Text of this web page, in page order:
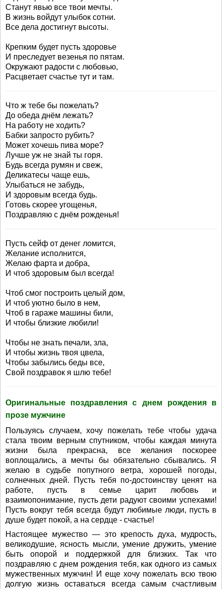
Станут явью все твои мечты.
В жизнь войдут улыбок сотни.
Все дела достигнут высоты.
Крепким будет пусть здоровье
И преследует везенья по пятам.
Окружают радости с любовью,
Расцветает счастье тут и там.
Что ж тебе бы пожелать?
До обеда днём лежать?
На работу не ходить?
Бабки запросто рубить?
Может хочешь пива море?
Лучше уж не знай ты горя.
Будь всегда румян и свеж,
Деликатесы чаще ешь,
Улыбаться не забудь,
И здоровым всегда будь.
Готовь скорее угощенья,
Поздравляю с днём рожденья!
Пусть сейф от денег ломится,
Желание исполнится,
Желаю фарта и добра,
И чтоб здоровым был всегда!
Чтоб смог построить целый дом,
И чтоб уютно было в нем,
Чтоб в гараже машины били,
И чтобы близкие любили!
Чтобы не знать печали, зла,
И чтобы жизнь твоя цвела,
Чтобы забылись беды все,
Свой поздравок я шлю тебе!
Оригинальные поздравления с днем рождения в
прозе мужчине
Пользуясь случаем, хочу пожелать тебе чтобы удача
стала твоим верным спутником, чтобы каждая минута
жизни была прекрасна, все желания поскорее
воплощались, а мечты бы обязательно сбывались. Я
желаю в судьбе попутного ветра, хорошей погоды,
солнечных дней. Пусть тебя по-достоинству ценят на
работе, пусть в семье царит любовь и
взаимопонимание, пусть дети радуют своими успехами!
Пусть вокруг тебя всегда будут любимые люди, пусть в
душе будет покой, а на сердце - счастье!
Настоящее мужество — это крепость духа, мудрость,
великодушие, ясность мысли, умение дружить, умение
быть опорой и поддержкой для близких. Так что
поздравляю с днем рождения тебя, как одного из самых
мужественных мужчин! И еще хочу пожелать всю твою
долгую жизнь оставаться всегда самым счастливым